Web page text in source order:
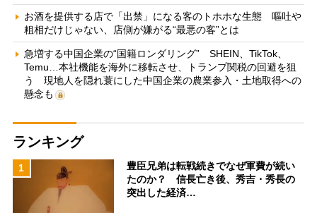
お酒を提供する店で「出禁」になる客のトホホな生態 嘔吐や
粗相だけじゃない、店側が嫌がる“最悪の客”とは
急増する中国企業の“国籍ロンダリング” SHEIN、TikTok、
Temu…本社機能を海外に移転させ、トランプ関税の回避を狙
う 現地人を隠れ蓑にした中国企業の農業参入・土地取得への
懸念も
ランキング
1
豊臣兄弟は転戦続きでなぜ軍費が続い
たのか？ 信長亡き後、秀吉・秀長の
突出した経済…